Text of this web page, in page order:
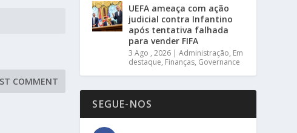
UEFA ameaça com ação
judicial contra Infantino
após tentativa falhada
para vender FIFA
3 Ago , 2026 |Administração, Em
destaque, Finanças, Governance
SEGUE-NOS